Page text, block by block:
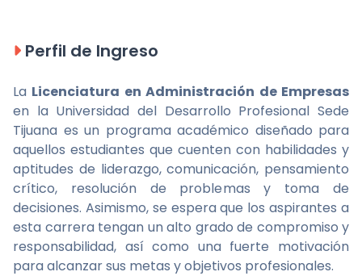
Perfil de Ingreso
La Licenciatura en Administración de Empresas
en la Universidad del Desarrollo Profesional Sede
Tijuana es un programa académico diseñado para
aquellos estudiantes que cuenten con habilidades y
aptitudes de liderazgo, comunicación, pensamiento
crítico, resolución de problemas y toma de
decisiones. Asimismo, se espera que los aspirantes a
esta carrera tengan un alto grado de compromiso y
responsabilidad, así como una fuerte motivación
para alcanzar sus metas y objetivos profesionales.